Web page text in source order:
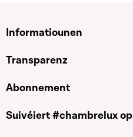
Informatiounen
Transparenz
Abonnement
Suivéiert #chambrelux op